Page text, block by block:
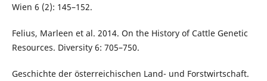
Wien 6 (2): 145–152.
Felius, Marleen et al. 2014. On the History of Cattle Genetic
Resources. Diversity 6: 705–750.
Geschichte der österreichischen Land- und Forstwirtschaft.